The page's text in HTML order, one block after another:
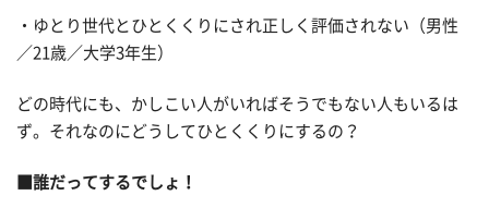
・ゆとり世代とひとくくりにされ正しく評価されない（男性
／21歳／大学3年生）
どの時代にも、かしこい人がいればそうでもない人もいるは
ず。それなのにどうしてひとくくりにするの？
■誰だってするでしょ！